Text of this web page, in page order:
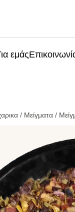
εμάς
/ Μείγματα /